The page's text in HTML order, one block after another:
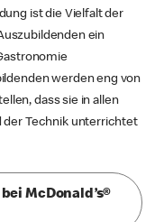
ist die Vielfalt der
ein
werden eng von
dass sie in allen
der Technik unterrichtet
McDonald’s®